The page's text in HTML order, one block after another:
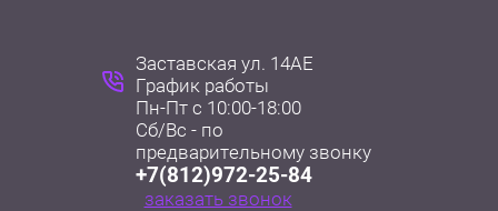
Заставская ул. 14АЕ
График работы
Пн-Пт с 10:00-18:00
Сб/Вс - по
предварительному звонку
+7(812)972-25-84
заказать звонок